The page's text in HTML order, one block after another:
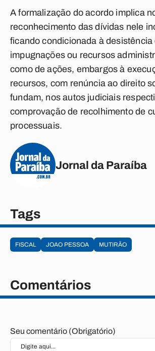
A formalização do acordo implica
reconhecimento das dívidas nele
ficando condicionada à desistência
impugnações ou recursos
como de ações, embargos à
recursos, com renúncia ao direito
fundam, nos autos judiciais
comprovação de recolhimento de
processuais.
Jornal da Paraíba
Tags
FISCAL JOAO PESSOA MUTIRÃO
Comentários
Seu comentário (Obrigatório)